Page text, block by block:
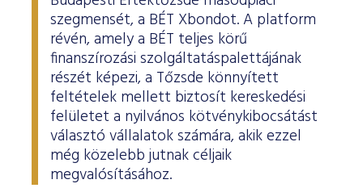
szegmensét, a BÉT Xbondot. A platform
révén, amely a BÉT teljes körű
finanszírozási szolgáltatáspalettájának
részét képezi, a Tőzsde könnyített
feltételek mellett biztosít kereskedési
felületet a nyilvános kötvénykibocsátást
választó vállalatok számára, akik ezzel
még közelebb jutnak céljaik
megvalósításához.